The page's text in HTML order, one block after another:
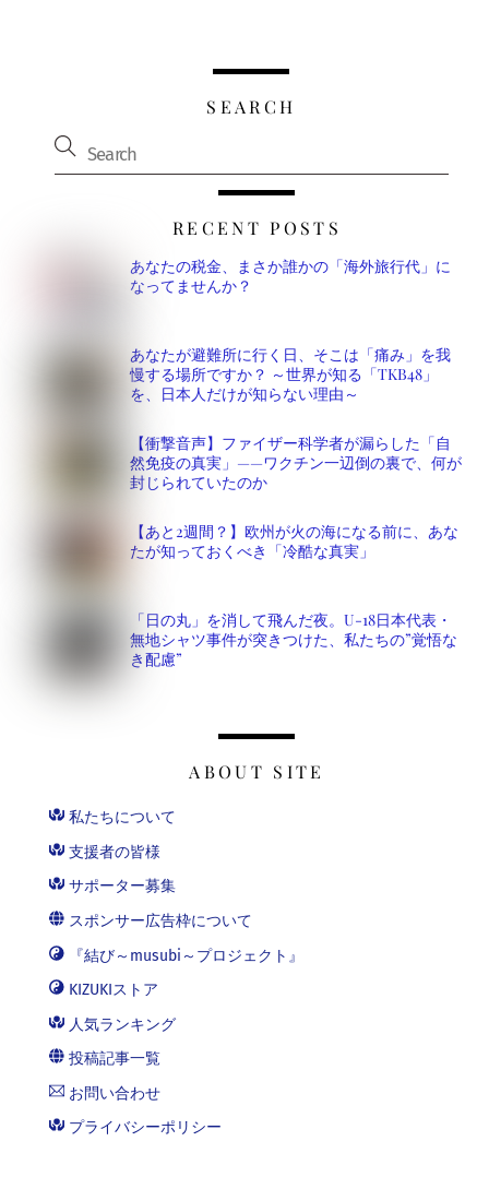
SEARCH
RECENT POSTS
あなたの税金、まさか誰かの「海外旅行代」に
なってませんか？
あなたが避難所に行く日、そこは「痛み」を我
慢する場所ですか？ ～世界が知る「TKB48」
を、日本人だけが知らない理由～
【衝撃音声】ファイザー科学者が漏らした「自
然免疫の真実」——ワクチン一辺倒の裏で、何が
封じられていたのか
【あと2週間？】欧州が火の海になる前に、あな
たが知っておくべき「冷酷な真実」
「日の丸」を消して飛んだ夜。U-18日本代表・
無地シャツ事件が突きつけた、私たちの”覚悟な
き配慮”
ABOUT SITE
私たちについて
支援者の皆様
サポーター募集
スポンサー広告枠について
『結び～musubi～プロジェクト』
KIZUKIストア
人気ランキング
投稿記事一覧
お問い合わせ
プライバシーポリシー